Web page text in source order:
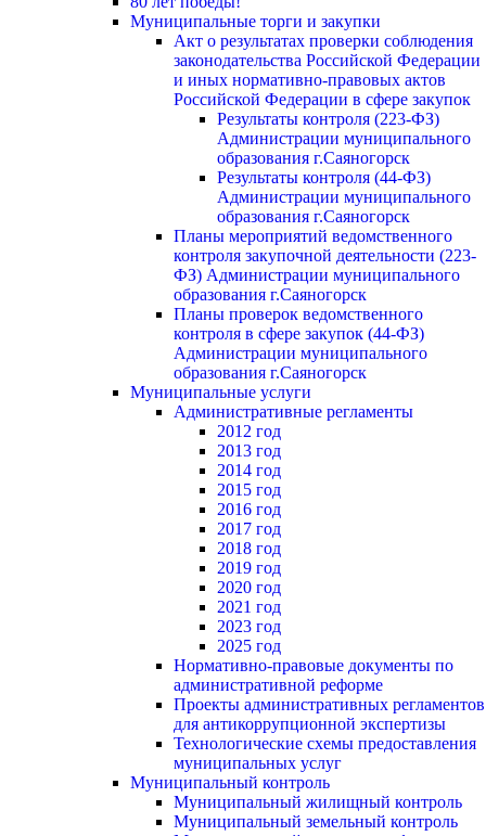
Муниципальные торги и закупки
Акт о результатах проверки соблюдения
законодательства Российской Федерации
и иных нормативно-правовых актов
Российской Федерации в сфере закупок
Результаты контроля (223-ФЗ)
Администрации муниципального
образования г.Саяногорск
Результаты контроля (44-ФЗ)
Администрации муниципального
образования г.Саяногорск
Планы мероприятий ведомственного
контроля закупочной деятельности (223-
ФЗ) Администрации муниципального
образования г.Саяногорск
Планы проверок ведомственного
контроля в сфере закупок (44-ФЗ)
Администрации муниципального
образования г.Саяногорск
Муниципальные услуги
Административные регламенты
2012 год
2013 год
2014 год
2015 год
2016 год
2017 год
2018 год
2019 год
2020 год
2021 год
2023 год
2025 год
Нормативно-правовые документы по
административной реформе
Проекты административных регламентов
для антикоррупционной экспертизы
Технологические схемы предоставления
муниципальных услуг
Муниципальный контроль
Муниципальный жилищный контроль
Муниципальный земельный контроль